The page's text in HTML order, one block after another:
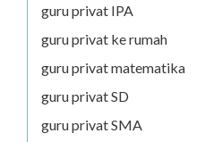
guru privat IPA
guru privat ke rumah
guru privat matematika
guru privat SD
guru privat SMA